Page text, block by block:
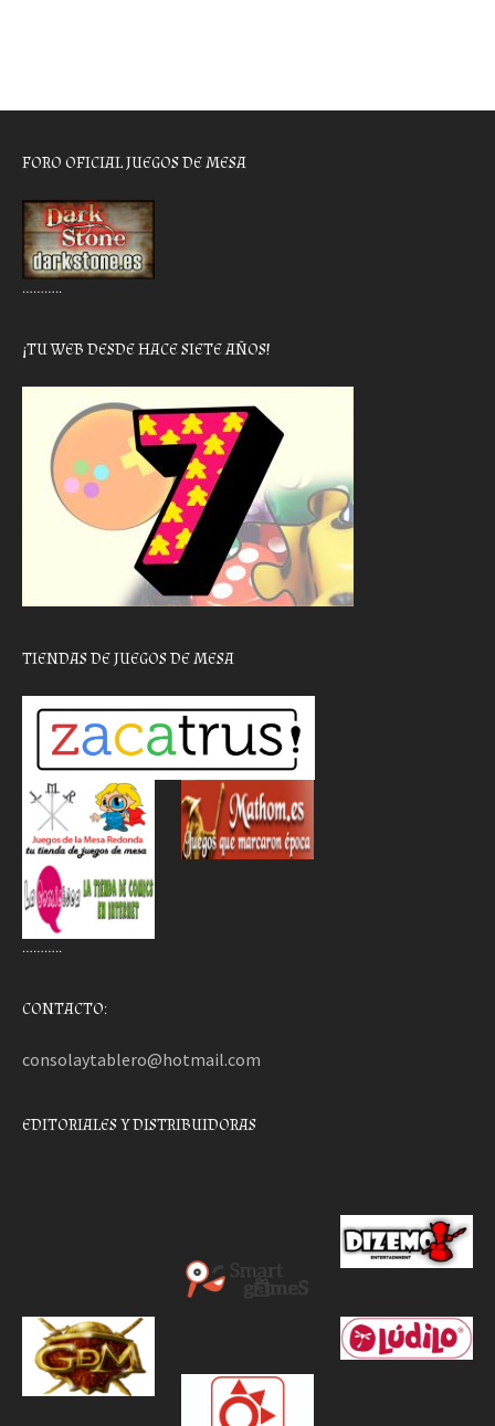
FORO OFICIAL JUEGOS DE MESA
………..
¡TU WEB DESDE HACE SIETE AÑOS!
TIENDAS DE JUEGOS DE MESA
………..
CONTACTO:
consolaytablero@hotmail.com
EDITORIALES Y DISTRIBUIDORAS